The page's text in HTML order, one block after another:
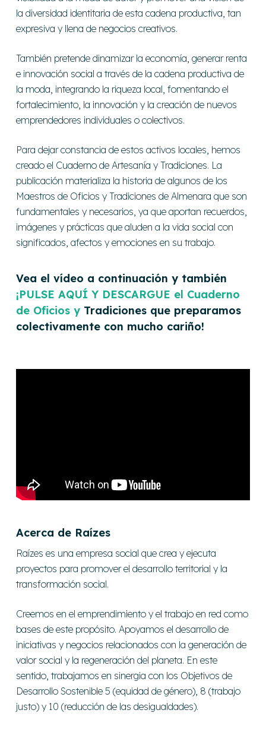
la diversidad identitaria de esta cadena productiva, tan
expresiva y llena de negocios creativos.
También pretende dinamizar la economía, generar renta
e innovación social a través de la cadena productiva de
la moda, integrando la riqueza local, fomentando el
fortalecimiento, la innovación y la creación de nuevos
emprendedores individuales o colectivos.
Para dejar constancia de estos activos locales, hemos
creado el Cuaderno de Artesanía y Tradiciones. La
publicación materializa la historia de algunos de los
Maestros de Oficios y Tradiciones de Almenara que son
fundamentales y necesarios, ya que aportan recuerdos,
imágenes y prácticas que aluden a la vida social con
significados, afectos y emociones en su trabajo.
Vea el vídeo a continuación y también
¡PULSE AQUÍ Y DESCARGUE el Cuaderno
de Oficios yTradiciones que preparamos
colectivamente con mucho cariño!
Acerca de Raízes
Raízes es una empresa social que crea y ejecuta
proyectos para promover el desarrollo territorial y la
transformación social.
Creemos en el emprendimiento y el trabajo en red como
bases de este propósito. Apoyamos el desarrollo de
iniciativas y negocios relacionados con la generación de
valor social y la regeneración del planeta. En este
sentido, trabajamos en sinergia con los Objetivos de
Desarrollo Sostenible 5 (equidad de género), 8 (trabajo
justo) y 10 (reducción de las desigualdades).